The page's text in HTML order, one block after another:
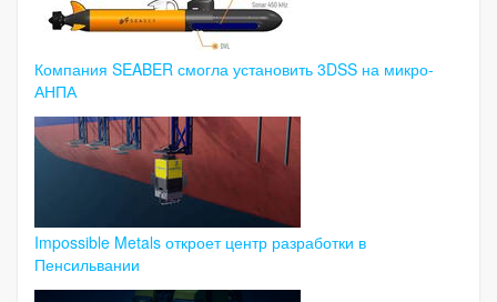
Компания SEABER смогла установить 3DSS на микро-
АНПА
Impossible Metals откроет центр разработки в
Пенсильвании